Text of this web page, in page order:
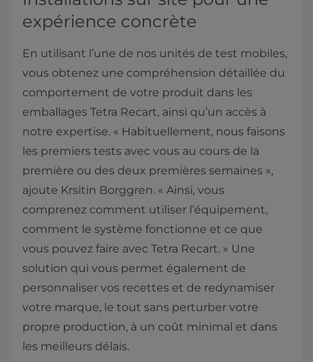
expérience concrète
En utilisant l’une de nos unités de test mobiles,
vous obtenez une compréhension détaillée du
comportement de votre produit dans les
emballages Tetra Recart, ainsi qu’un accès à
notre expertise. « Habituellement, nous faisons
les premiers tests avec vous au cours de la
première ou des deux premières semaines »,
ajoute Krsitin Borggren. « Ainsi, vous
comprenez comment utiliser l’équipement,
comment le système fonctionne et ce que
vous pouvez faire avec Tetra Recart. » Une
solution qui vous permet également de
personnaliser vos recettes et de redynamiser
votre marque, le tout sans perturber votre
propre production, à un coût minimal et dans
les meilleurs délais.